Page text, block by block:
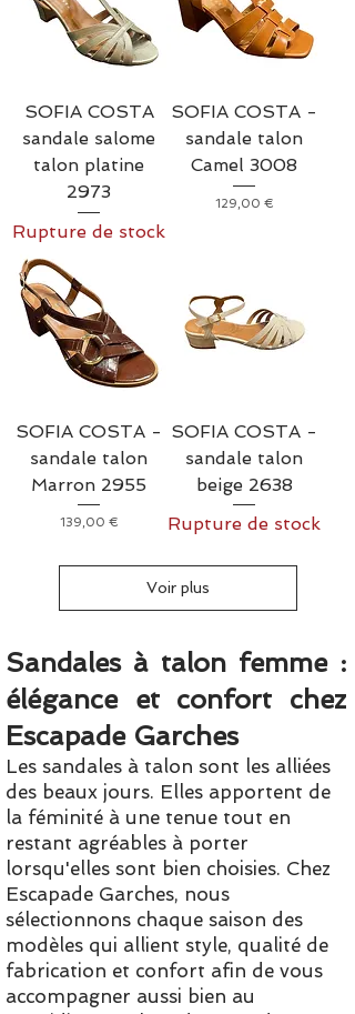
SOFIA COSTA
sandale salome
talon platine
2973
Rupture de stock
SOFIA COSTA -
sandale talon
Camel 3008
Prix
129,00 €
SOFIA COSTA -
sandale talon
Marron 2955
Prix
139,00 €
SOFIA COSTA -
sandale talon
beige 2638
Rupture de stock
Voir plus
Sandales à talon femme :
élégance et confort chez
Escapade Garches
Les sandales à talon sont les alliées
des beaux jours. Elles apportent de
la féminité à une tenue tout en
restant agréables à porter
lorsqu'elles sont bien choisies. Chez
Escapade Garches, nous
sélectionnons chaque saison des
modèles qui allient style, qualité de
fabrication et confort afin de vous
accompagner aussi bien au